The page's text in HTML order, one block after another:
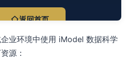
业环境中使用 iModel 数据科学
源：